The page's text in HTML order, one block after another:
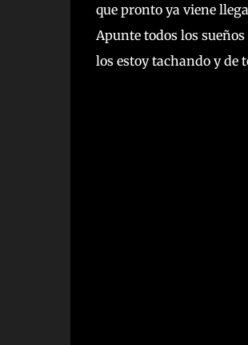
que pronto ya viene
Apunte todos los
los estoy tachando y de